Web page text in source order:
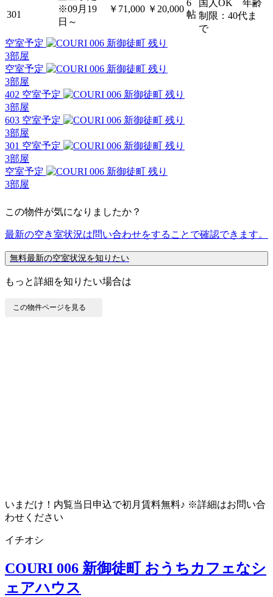
301
※09月19
日～
￥71,000 ￥20,000
6
帖
国人OK 年齢
制限：40代ま
で
空室予定
残り
3部屋
空室予定
残り
3部屋
402 空室予定
残り
3部屋
603 空室予定
残り
3部屋
301 空室予定
残り
3部屋
空室予定
残り
3部屋
この物件が気になりましたか？
最新の空き室状況は問い合わせをすることで確認できます。
無料最新の空室状況を知りたい
もっと詳細を知りたい場合は
この物件ページを見る
いまだけ！内覧当日申込で初月賃料無料♪ ※詳細はお問い合
わせください
イチオシ
COURI 006 新御徒町
おうちカフェなシ
ェアハウス